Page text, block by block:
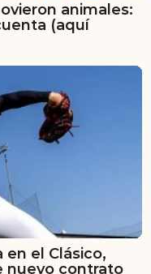
animales:
(aquí
en el Clásico,
nuevo contrato